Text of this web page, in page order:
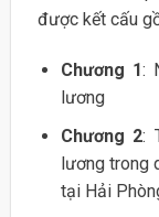
được kết cấu
Chương 1:
lương
Chương 2:
lương trong
tại Hải